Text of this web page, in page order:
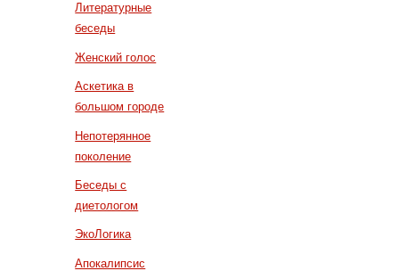
Литературные
беседы
Женский голос
Аскетика в
большом городе
Непотерянное
поколение
Беседы с
диетологом
ЭкоЛогика
Апокалипсис